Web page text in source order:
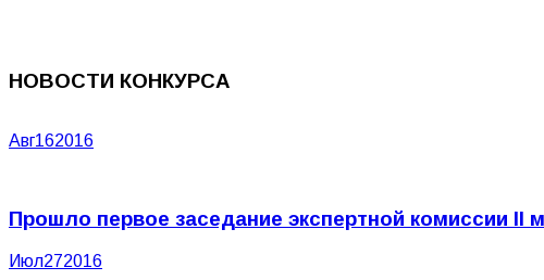
НОВОСТИ КОНКУРСА
Авг162016
Прошло первое заседание экспертной комиссии II
Июл272016